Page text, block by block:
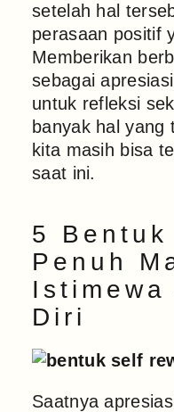
setelah hal
perasaan positif
Memberikan
sebagai
untuk refleksi
banyak hal yang
kita masih bisa
saat ini.
5
Penuh
Diri
Saatnya